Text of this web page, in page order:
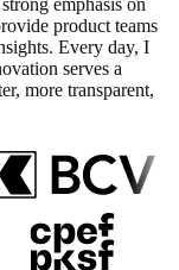
product teams
Every day, I
serves a
more transparent,